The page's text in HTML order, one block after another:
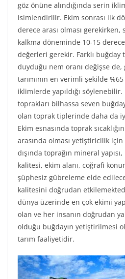
göz önüne alındığında serin
isimlendirilir. Ekim sonrası ilk
derece arası olması gerekirken,
kalkma döneminde 10-15 derece
değerleri gerekir. Farklı
duyduğu nem oranı değişse
tarımının en verimli şekilde
iklimlerde yapıldığı
toprakları bilhassa seven
olan toprak tiplerinde daha da
Ekim esnasında toprak
arasında olması yetiştiricilik
dışında toprağın mineral
kalitesi, ekim alanı, coğrafi
şüphesiz gübreleme elde
kalitesini doğrudan
dünya üzerinde en çok ekimi
olan ve her insanın doğrudan
olduğu buğdayın yetiştirilmesi
tarım faaliyetidir.